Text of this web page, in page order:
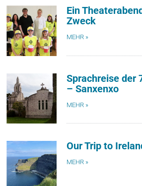
Ein
Zweck
MEHR »
Sprachreise der
– Sanxenxo
MEHR »
Our Trip to
MEHR »